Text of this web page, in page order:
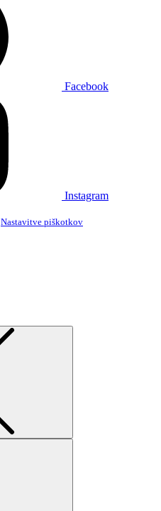
Facebook
Instagram
Nastavitve piškotkov